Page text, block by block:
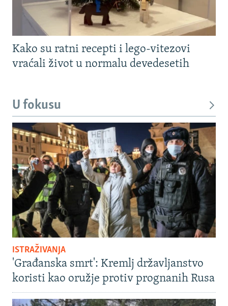
Kako su ratni recepti i lego-vitezovi
vraćali život u normalu devedesetih
U fokusu
ISTRAŽIVANJA
'Građanska smrt': Kremlj državljanstvo
koristi kao oružje protiv prognanih Rusa